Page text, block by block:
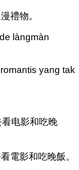
禮物。
làngmàn
yang tak
电影和吃晚
電影和吃晚飯。